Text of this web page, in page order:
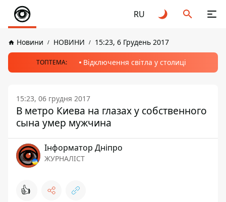
RU
Новини НОВИНИ 15:23, 6 Грудень 2017
ТОПТЕМА: Відключення світла у столиці
15:23, 06 грудня 2017
В метро Киева на глазах у собственного
сына умер мужчина
Інформатор Дніпро
ЖУРНАЛІСТ
👍